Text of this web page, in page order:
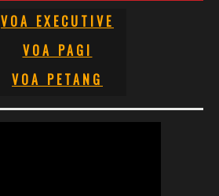
VOA EXECUTIVE
VOA PAGI
VOA PETANG